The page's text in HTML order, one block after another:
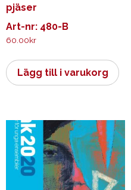
pjäser
Art-nr: 480-B
60.00kr
Lägg till i varukorg